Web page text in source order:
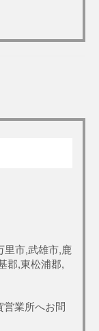
里市,武雄市,鹿
郡,東松浦郡,
営業所へお問